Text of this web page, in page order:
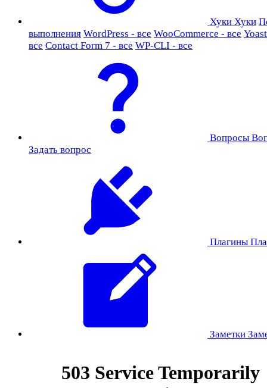
Хуки Хуки
выполнения WordPress - все WooCommerce - все
все Contact Form 7 - все WP-CLI - все
Вопросы
Задать вопрос
Плагины
Заметки